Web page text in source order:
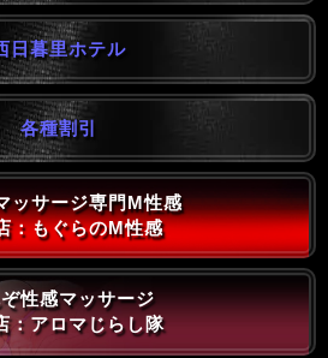
日暮里ホテル
各種割引
ッサージ専門M性感
：もぐらのM性感
性感マッサージ
：アロマじらし隊